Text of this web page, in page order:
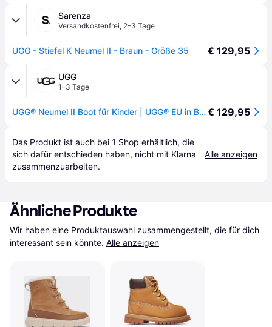
Sarenza
Versandkostenfrei, 2–3 Tage
UGG - Stiefel K Neumel II - Braun - Größe 35 € 129,95
UGG
1–3 Tage
UGG® Neumel II Boot für Kinder | UGG® EU in Brown, Größe 33.5, Wildleder - Chestnut€ 129,95
Das Produkt ist auch bei 1 Shop erhältlich, die
sich dafür entschieden haben, nicht mit Klarna
zusammenzuarbeiten.
Alle anzeigen
Ähnliche Produkte
Wir haben eine Produktauswahl zusammengestellt, die für dich
interessant sein könnte. Alle anzeigen